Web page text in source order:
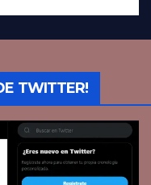
TWITTER!